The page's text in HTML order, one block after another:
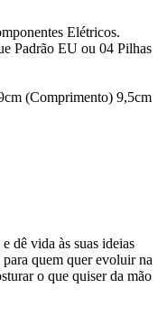
Elétricos.
Padrão EU ou 04 Pilhas
(Comprimento) 9,5cm
dê vida às suas ideias
quem quer evoluir na
o que quiser da mão